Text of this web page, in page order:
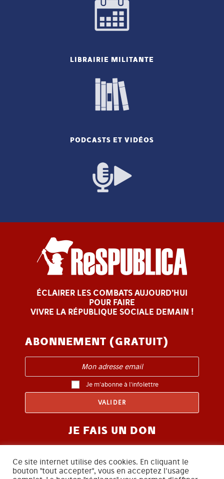
LIBRAIRIE MILITANTE
PODCASTS ET VIDÉOS
ÉCLAIRER LES COMBATS AUJOURD’HUI
POUR FAIRE
VIVRE LA RÉPUBLIQUE SOCIALE DEMAIN !
ABONNEMENT (GRATUIT)
Je m'abonne à l'infolettre
JE FAIS UN DON
Ce site internet utilise des cookies. En cliquant le
bouton "tout accepter", vous en acceptez l'usage